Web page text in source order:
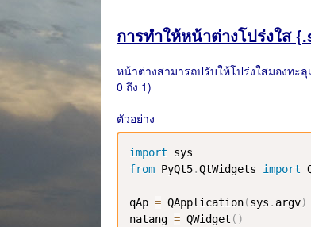
การทำให้หน้าต่างโปร่งใส
หน้าต่างสามารถปรับให้โปร่งใสมองทะ
0 ถึง 1)
ตัวอย่าง
import
from PyQt5.QtWidgets import
qAp = QApplication(sys . argv)
natang = QWidget ( )